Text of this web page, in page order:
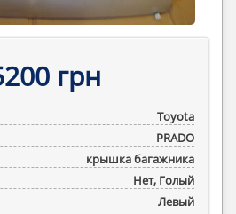
грн
Toyota
PRADO
крышка багажника
Нет, Голый
Левый